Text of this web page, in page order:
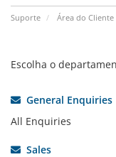
Suporte Área do Cliente
Escolha o
General Enquiries
All Enquiries
Sales